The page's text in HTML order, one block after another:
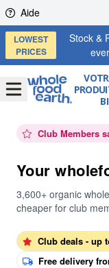
Skip to content
Aide
LOWEST
PRICES
Stock &
OpenMenu
Club Members
Your
3,600+ organic
cheaper for club
Club deals - up
Free delivery